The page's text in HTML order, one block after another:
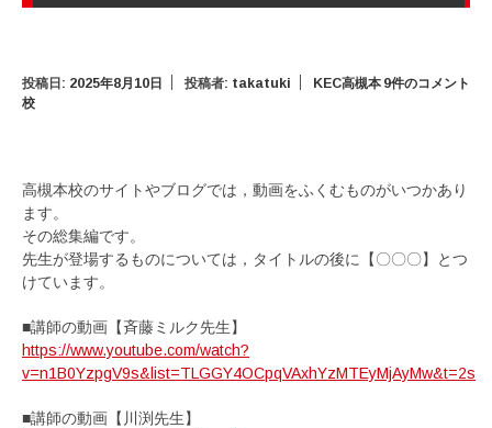
9件のコメント
投稿日: 2025年8月10日 投稿者: takatuki
KEC高槻本
校
高槻本校のサイトやブログでは，動画をふくむものがいつかあり
ます。
その総集編です。
先生が登場するものについては，タイトルの後に【〇〇〇】とつ
けています。
■講師の動画【斉藤ミルク先生】
https://www.youtube.com/watch?
v=n1B0YzpgV9s&list=TLGGY4OCpqVAxhYzMTEyMjAyMw&t=2s
■講師の動画【川渕先生】